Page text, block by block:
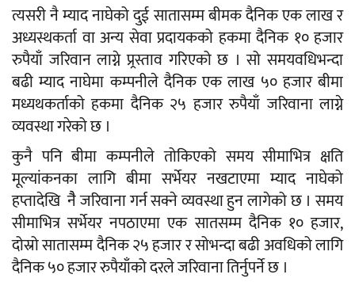
त्यसरी नै म्याद नाघेको दुई सातासम्म बीमक दैनिक एक लाख र
अध्यस्थकर्ता वा अन्य सेवा प्रदायकको हकमा दैनिक १० हजार
रुपैयाँ जरिवान लाग्ने प्र्रस्ताव गरिएको छ । सो समयवधिभन्दा
बढी म्याद नाघेमा कम्पनीले दैनिक एक लाख ५० हजार बीमा
मध्यथकर्ताको हकमा दैनिक २५ हजार रुपैयाँ जरिवाना लाग्ने
व्यवस्था गरेको छ ।
कुनै पनि बीमा कम्पनीले तोकिएको समय सीमाभित्र क्षति
मूल्यांकनका लागि बीमा सर्भेयर नखटाएमा म्याद नाघेको
हप्तादेखि नैै जरिवाना गर्न सक्ने व्यवस्था हुन लागेको छ । समय
सीमाभित्र सर्भेयर नपठाएमा एक सातसम्म दैनिक १० हजार,
दोस्रो सातासम्म दैनिक २५ हजार र सोभन्दा बढी अवधिको लागि
दैनिक ५० हजार रुपैयाँको दरले जरिवाना तिर्नुपर्ने छ ।